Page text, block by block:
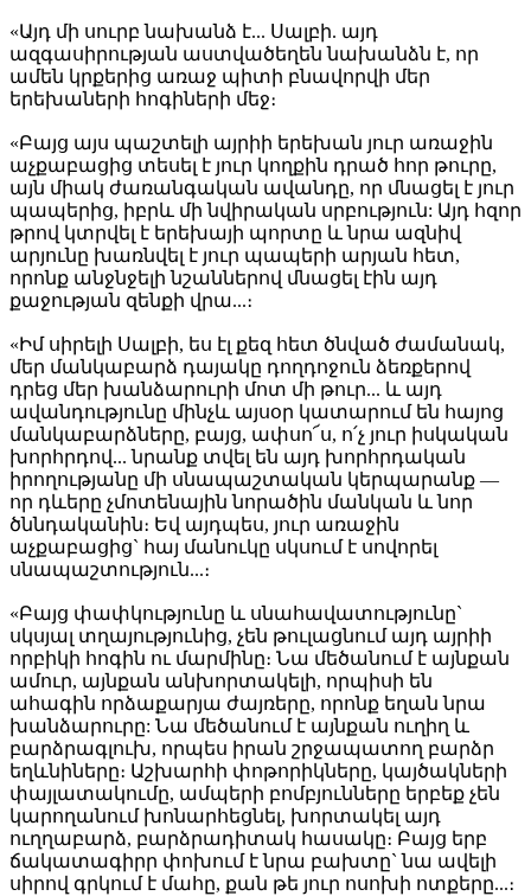
«Այդ մի սուրբ նախանձ է... Սալբի. այդ
ազգասիրության աստվածեղեն նախանձն է, որ
ամեն կրքերից առաջ պիտի բնավորվի մեր
երեխաների հոգիների մեջ։
«Բայց այս պաշտելի այրիի երեխան յուր առաջին
աչքաբացից տեսել է յուր կողքին դրած հոր թուրը,
այն միակ ժառանգական ավանդը, որ մնացել է յուր
պապերից, իբրև մի նվիրական սրբություն: Այդ հզոր
թրով կտրվել է երեխայի պորտը և նրա ազնիվ
արյունը խառնվել է յուր պապերի արյան հետ,
որոնք անջնջելի նշաններով մնացել էին այդ
քաջության զենքի վրա...։
«Իմ սիրելի Սալբի, ես էլ քեզ հետ ծնված ժամանակ,
մեր մանկաբարձ դայակը դողդոջուն ձեռքերով
դրեց մեր խանձարուրի մոտ մի թուր... և այդ
ավանդությունը մինչև այսօր կատարում են հայոց
մանկաբարձները, բայց, ափսո՜ս, ո՛չ յուր իսկական
խորհրդով... նրանք տվել են այդ խորհրդական
իրողությանը մի սնապաշտական կերպարանք —
որ դևերը չմոտենային նորածին մանկան և նոր
ծննդականին։ Եվ այդպես, յուր առաջին
աչքաբացից` հայ մանուկը սկսում է սովորել
սնապաշտություն...։
«Բայց փափկությունը և սնահավատությունը`
սկսյալ տղայությունից, չեն թուլացնում այդ այրիի
որբիկի հոգին ու մարմինը։ Նա մեծանում է այնքան
ամուր, այնքան անխորտակելի, որպիսի են
ահագին որձաքարյա ժայռերը, որոնք եղան նրա
խանձարուրը: Նա մեծանում է այնքան ուղիղ և
բարձրագլուխ, որպես իրան շրջապատող բարձր
եղևնիները։ Աշխարհի փոթորիկները, կայծակների
փայլատակումը, ամպերի բոմբյունները երբեք չեն
կարողանում խոնարհեցնել, խորտակել այդ
ուղղաբարձ, բարձրադիտակ հասակը։ Բայց երբ
ճակատագիրր փոխում է նրա բախտը` նա ավելի
սիրով գրկում է մահը, քան թե յուր ոսոխի ոտքերը...։